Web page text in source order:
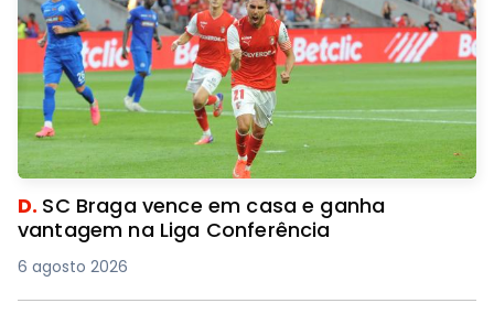
D. SC Braga vence em casa e ganha
vantagem na Liga Conferência
6 agosto 2026